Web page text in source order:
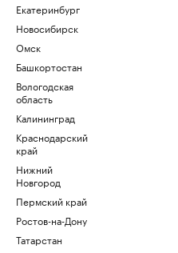
Екатеринбург
Новосибирск
Омск
Башкортостан
Вологодская
область
Калининград
Краснодарский
край
Нижний
Новгород
Пермский край
Ростов-на-Дону
Татарстан